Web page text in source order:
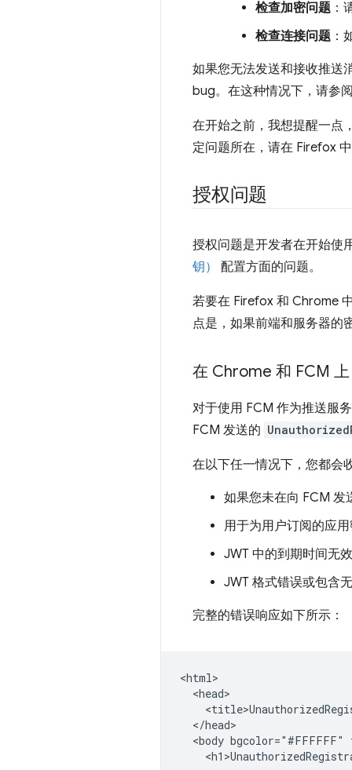
检查加密问题 ：
检查连接问题 ：
如果您无法发送和接收推送
bug。在这种情况下，请参
在开始之前，我想提醒一点
定问题所在，请在 Firefox
授权问题
授权问题是开发者在开始使
钥） 配置方面的问题。
若要在 Firefox 和 Chrome
点是，如果前端和服务器的
在 Chrome 和 FCM 上
对于使用 FCM 作为推送服
FCM 发送的
在以下任一情况下，您都会
如果您未在向 FCM
用于为用户订阅的应
JWT 中的到期时间无
JWT 格式错误或包含
完整的错误响应如下所示：
<html>
  <head>
  </head>
<body bgcolor="#FFFFFF"